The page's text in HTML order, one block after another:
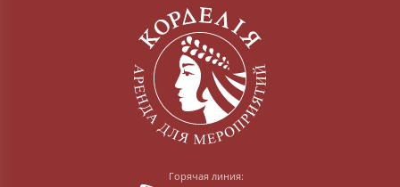
Горячая линия: